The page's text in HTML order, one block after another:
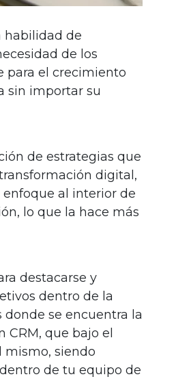
habilidad de
de los
para el crecimiento
sin importar su
de estrategias que
digital,
al interior de
lo que la hace más
destacarse y
dentro de la
se encuentra la
CRM, que bajo el
mismo, siendo
de tu equipo de